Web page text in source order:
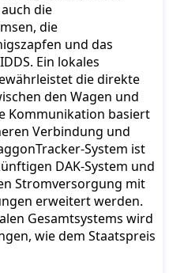
die
die
und das
Ein lokales
die direkte
den Wagen und
Kommunikation basiert
Verbindung und
System ist
DAK-System und
Stromversorgung mit
erweitert werden.
Gesamtsystems wird
wie dem Staatspreis